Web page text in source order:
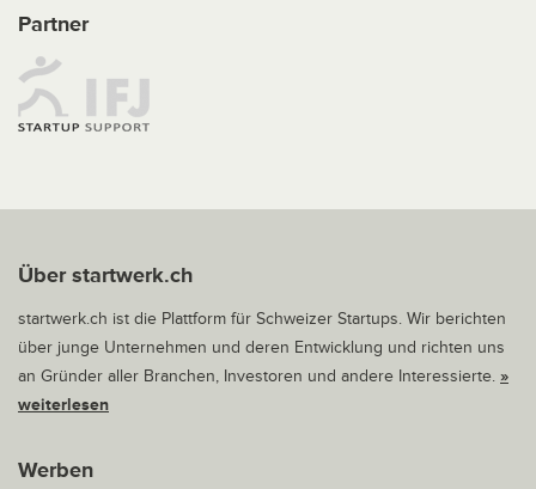
Partner
Über startwerk.ch
startwerk.ch ist die Plattform für Schweizer Startups. Wir berichten
über junge Unternehmen und deren Entwicklung und richten uns
an Gründer aller Branchen, Investoren und andere Interessierte. »
weiterlesen
Werben